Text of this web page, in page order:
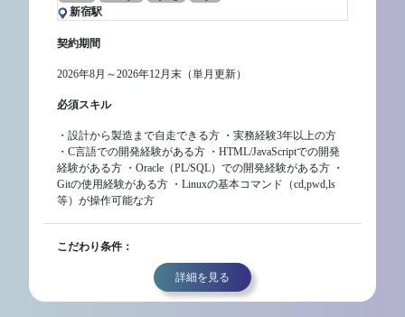
新宿駅
契約期間
2026年8月～2026年12月末（単月更新）
必須スキル
・設計から製造まで自走できる方 ・実務経験3年以上の方
・C言語での開発経験がある方 ・HTML/JavaScriptでの開発
経験がある方 ・Oracle（PL/SQL）での開発経験がある方 ・
Gitの使用経験がある方 ・Linuxの基本コマンド（cd,pwd,ls
等）が操作可能な方
こだわり条件：
詳細を見る